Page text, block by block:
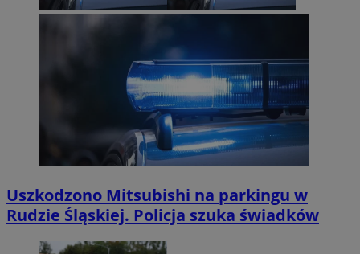
Uszkodzono Mitsubishi na parkingu w
Rudzie Śląskiej. Policja szuka świadków